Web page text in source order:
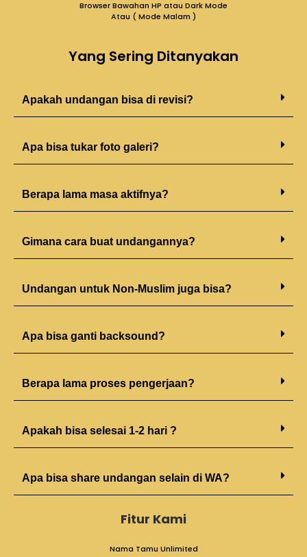
Browser Bawahan HP atau Dark Mode
Atau ( Mode Malam )
Yang Sering Ditanyakan
Apakah undangan bisa di revisi?
Apa bisa tukar foto galeri?
Berapa lama masa aktifnya?
Gimana cara buat undangannya?
Undangan untuk Non-Muslim juga bisa?
Apa bisa ganti backsound?
Berapa lama proses pengerjaan?
Apakah bisa selesai 1-2 hari ?
Apa bisa share undangan selain di WA?
Fitur Kami
Nama Tamu Unlimited